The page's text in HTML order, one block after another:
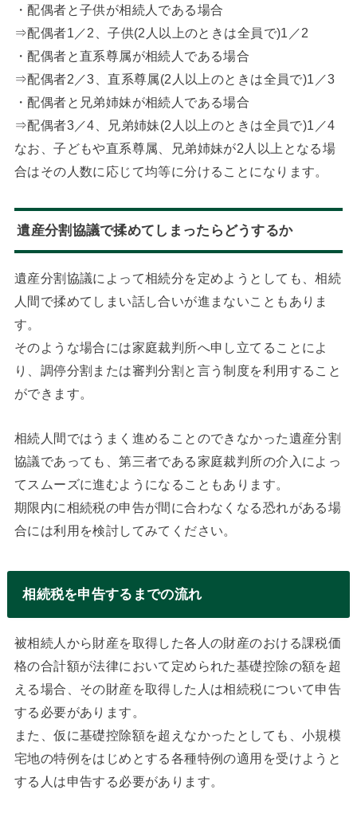
・配偶者と子供が相続人である場合
⇒配偶者1／2、子供(2人以上のときは全員で)1／2
・配偶者と直系尊属が相続人である場合
⇒配偶者2／3、直系尊属(2人以上のときは全員で)1／3
・配偶者と兄弟姉妹が相続人である場合
⇒配偶者3／4、兄弟姉妹(2人以上のときは全員で)1／4
なお、子どもや直系尊属、兄弟姉妹が2人以上となる場
合はその人数に応じて均等に分けることになります。
遺産分割協議で揉めてしまったらどうするか
遺産分割協議によって相続分を定めようとしても、相続
人間で揉めてしまい話し合いが進まないこともありま
す。
そのような場合には家庭裁判所へ申し立てることによ
り、調停分割または審判分割と言う制度を利用すること
ができます。
相続人間ではうまく進めることのできなかった遺産分割
協議であっても、第三者である家庭裁判所の介入によっ
てスムーズに進むようになることもあります。
期限内に相続税の申告が間に合わなくなる恐れがある場
合には利用を検討してみてください。
相続税を申告するまでの流れ
被相続人から財産を取得した各人の財産のおける課税価
格の合計額が法律において定められた基礎控除の額を超
える場合、その財産を取得した人は相続税について申告
する必要があります。
また、仮に基礎控除額を超えなかったとしても、小規模
宅地の特例をはじめとする各種特例の適用を受けようと
する人は申告する必要があります。